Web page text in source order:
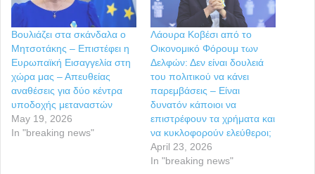
Βουλιάζει στα σκάνδαλα ο
Μητσοτάκης – Επιστέφει η
Ευρωπαϊκή Εισαγγελία στη
χώρα μας – Απευθείας
αναθέσεις για δύο κέντρα
υποδοχής μεταναστών
May 19, 2026
In "breaking news"
Λάουρα Κοβέσι από το
Οικονομικό Φόρουμ των
Δελφών: Δεν είναι δουλειά
του πολιτικού να κάνει
παρεμβάσεις – Είναι
δυνατόν κάποιοι να
επιστρέφουν τα χρήματα και
να κυκλοφορούν ελεύθεροι;
April 23, 2026
In "breaking news"